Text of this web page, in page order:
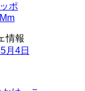
ポ
情報
月4日